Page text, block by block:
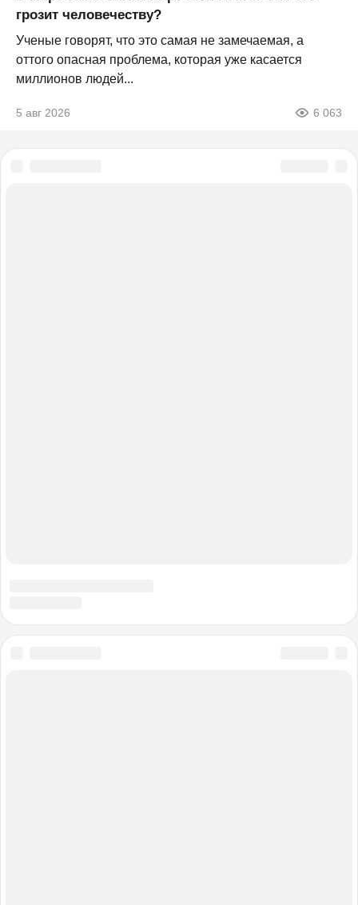
грозит человечеству?
Ученые говорят, что это самая не замечаемая, а
оттого опасная проблема, которая уже касается
миллионов людей...
5 авг 2026 6 063